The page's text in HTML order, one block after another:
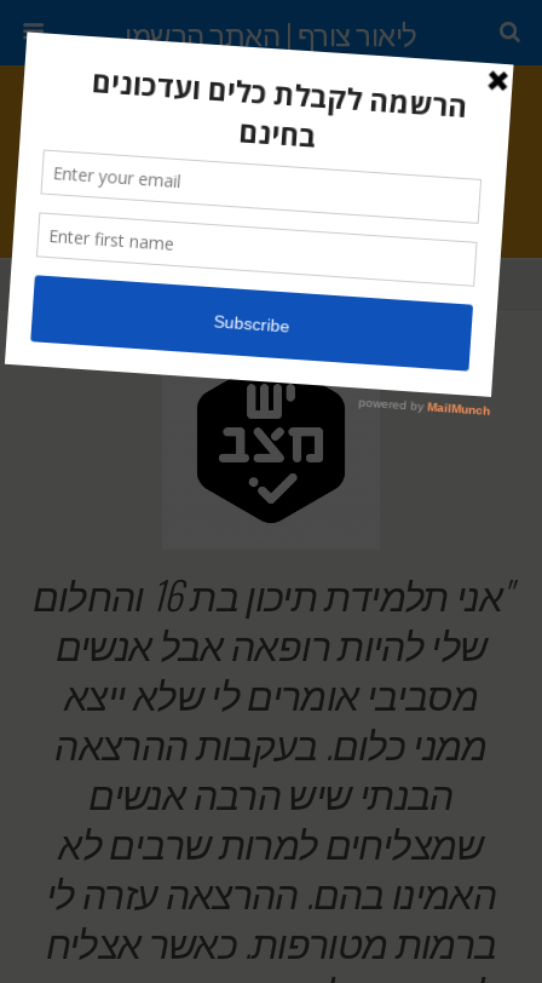
ליאור צורף | האתר הרשמי
אפריל 7, 2019 • תגובה 1
עדכון לגבי מיזם "יש מצב!"
שתף ציוץ נעץ דוא"ל
"אני תלמידת תיכון בת 16 והחלום
שלי להיות רופאה אבל אנשים
מסביבי אומרים לי שלא ייצא
ממני כלום. בעקבות ההרצאה
הבנתי שיש הרבה אנשים
שמצליחים למרות שרבים לא
האמינו בהם. ההרצאה עזרה לי
ברמות מטורפות. כאשר אצליח